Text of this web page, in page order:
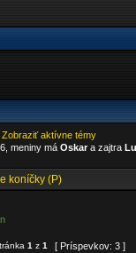
Zobraziť aktívne témy
meniny má Oskara zajtra
koníčky (P)
1 z 1 [ Príspevkov: 3 ]